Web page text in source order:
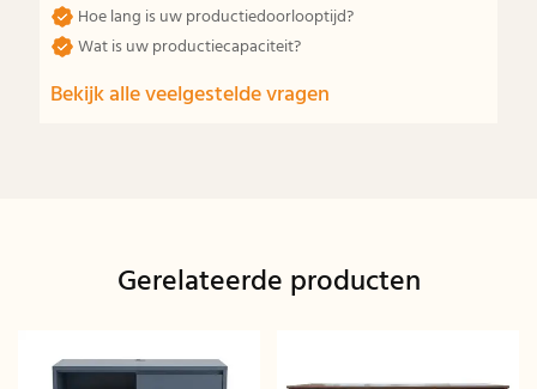
Hoe lang is uw productiedoorlooptijd?
Wat is uw productiecapaciteit?
Bekijk alle veelgestelde vragen
Gerelateerde producten